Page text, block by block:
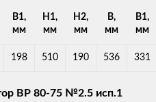
B1,
мм
H1,
мм
H2,
мм
B,
мм
B1,
мм
198 510 190 536 331
ВР 80-75 №2.5 исп.1